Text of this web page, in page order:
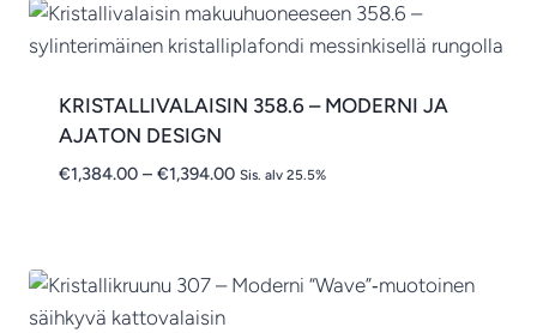
KRISTALLIVALAISIN 358.6 – MODERNI JA
AJATON DESIGN
€1,384.00 – €1,394.00Hintaluokka:
Sis. alv 25.5%